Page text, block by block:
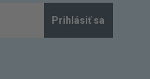
Prihlásiť sa